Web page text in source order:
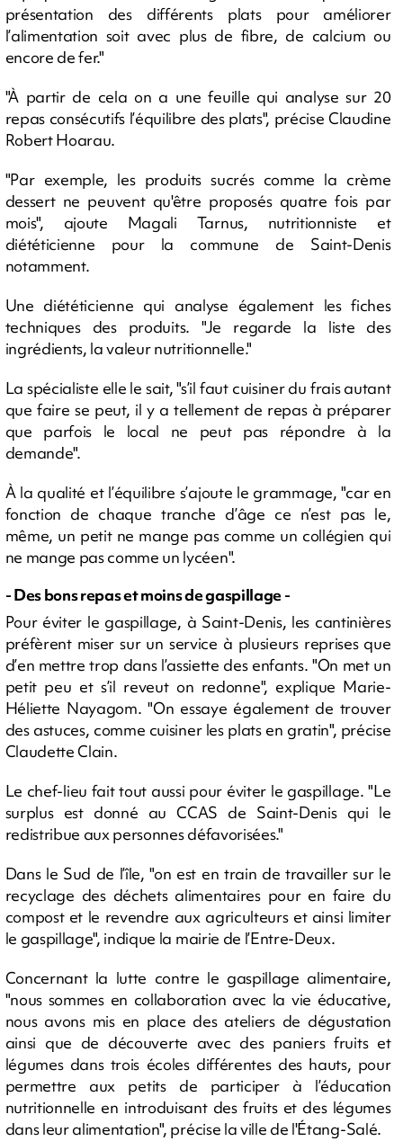
présentation des différents plats pour améliorer
l’alimentation soit avec plus de fibre, de calcium ou
encore de fer."
"À partir de cela on a une feuille qui analyse sur 20
repas consécutifs l’équilibre des plats", précise Claudine
Robert Hoarau.
"Par exemple, les produits sucrés comme la crème
dessert ne peuvent qu'être proposés quatre fois par
mois", ajoute Magali Tarnus, nutritionniste et
diététicienne pour la commune de Saint-Denis
notamment.
Une diététicienne qui analyse également les fiches
techniques des produits. "Je regarde la liste des
ingrédients, la valeur nutritionnelle."
La spécialiste elle le sait, "s’il faut cuisiner du frais autant
que faire se peut, il y a tellement de repas à préparer
que parfois le local ne peut pas répondre à la
demande".
À la qualité et l’équilibre s’ajoute le grammage, "car en
fonction de chaque tranche d’âge ce n’est pas le,
même, un petit ne mange pas comme un collégien qui
ne mange pas comme un lycéen".
- Des bons repas et moins de gaspillage -
Pour éviter le gaspillage, à Saint-Denis, les cantinières
préfèrent miser sur un service à plusieurs reprises que
d’en mettre trop dans l’assiette des enfants. "On met un
petit peu et s’il reveut on redonne", explique Marie-
Héliette Nayagom. "On essaye également de trouver
des astuces, comme cuisiner les plats en gratin", précise
Claudette Clain.
Le chef-lieu fait tout aussi pour éviter le gaspillage. "Le
surplus est donné au CCAS de Saint-Denis qui le
redistribue aux personnes défavorisées."
Dans le Sud de l’île, "on est en train de travailler sur le
recyclage des déchets alimentaires pour en faire du
compost et le revendre aux agriculteurs et ainsi limiter
le gaspillage", indique la mairie de l’Entre-Deux.
Concernant la lutte contre le gaspillage alimentaire,
"nous sommes en collaboration avec la vie éducative,
nous avons mis en place des ateliers de dégustation
ainsi que de découverte avec des paniers fruits et
légumes dans trois écoles différentes des hauts, pour
permettre aux petits de participer à l’éducation
nutritionnelle en introduisant des fruits et des légumes
dans leur alimentation", précise la ville de l'Étang-Salé.